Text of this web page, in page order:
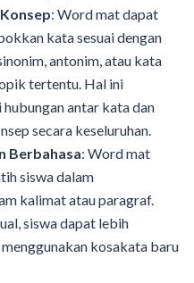
: Word mat dapat
kata sesuai dengan
antonim, atau kata
tertentu. Hal ini
antar kata dan
secara keseluruhan.
Berbahasa: Word mat
siswa dalam
kalimat atau paragraf.
siswa dapat lebih
kosakata baru